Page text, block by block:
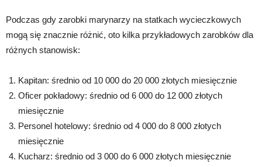
Podczas gdy zarobki marynarzy na statkach wycieczkowych
mogą się znacznie różnić, oto kilka przykładowych zarobków dla
różnych stanowisk:
Kapitan: średnio od 10 000 do 20 000 złotych miesięcznie
Oficer pokładowy: średnio od 6 000 do 12 000 złotych
miesięcznie
Personel hotelowy: średnio od 4 000 do 8 000 złotych
miesięcznie
Kucharz: średnio od 3 000 do 6 000 złotych miesięcznie